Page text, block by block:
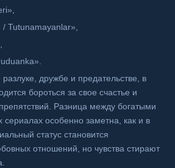
Tutunamayanlar»,
разлуке, дружбе и предательстве, в
бороться за свое счастье и
Разница между богатыми
сериалах особенно заметна, как и в
статус становится
отношений, но чувства стирают